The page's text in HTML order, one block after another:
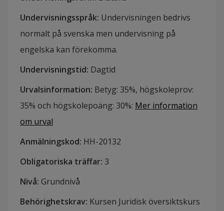
Undervisningsspråk: Undervisningen bedrivs
normalt på svenska men undervisning på
engelska kan förekomma.
Undervisningstid: Dagtid
Urvalsinformation: Betyg: 35%, högskoleprov:
35% och högskolepoäng: 30%: Mer information
om urval
Anmälningskod: HH-20132
Obligatoriska träffar: 3
Nivå: Grundnivå
Behörighetskrav: Kursen Juridisk översiktskurs